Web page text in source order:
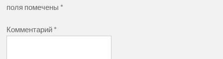
поля помечены *
Комментарий *